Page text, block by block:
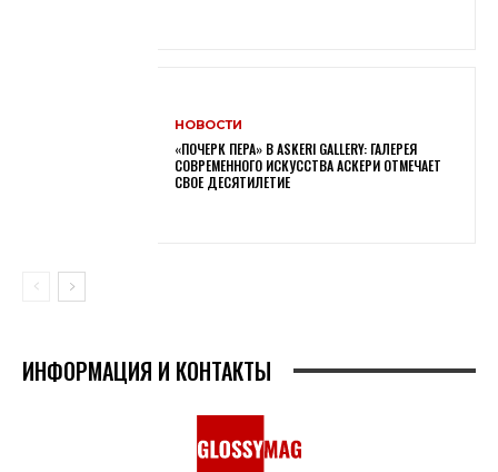
НОВОСТИ
«ПОЧЕРК ПЕРА» В ASKERI GALLERY: ГАЛЕРЕЯ
СОВРЕМЕННОГО ИСКУССТВА АСКЕРИ ОТМЕЧАЕТ
СВОЕ ДЕСЯТИЛЕТИЕ
ИНФОРМАЦИЯ И КОНТАКТЫ